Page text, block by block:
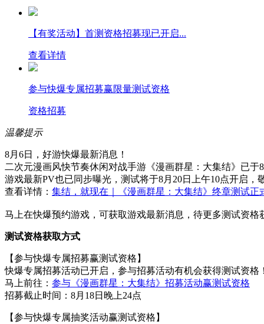
【有奖活动】首测资格招募现已开启...
查看详情
参与快爆专属招募赢限量测试资格
资格招募
温馨提示
8月6日，好游快爆最新消息！
二次元漫画风快节奏休闲对战手游《漫画群星：大集结》已
游戏最新PV也已同步曝光，测试将于8月20日上午10点开启，
查看详情： 集结，就现在｜《漫画群星：大集结》终章测试正
马上在快爆预约游戏，可获取游戏最新消息，待更多测试资格
测试资格获取方式
【参与快爆专属招募赢测试资格】
快爆专属招募活动已开启，参与招募活动有机会获得测试资格！
马上前往： 参与《漫画群星：大集结》招募活动赢测试资格
招募截止时间：8月18日晚上24点
【参与快爆专属抽奖活动赢测试资格】